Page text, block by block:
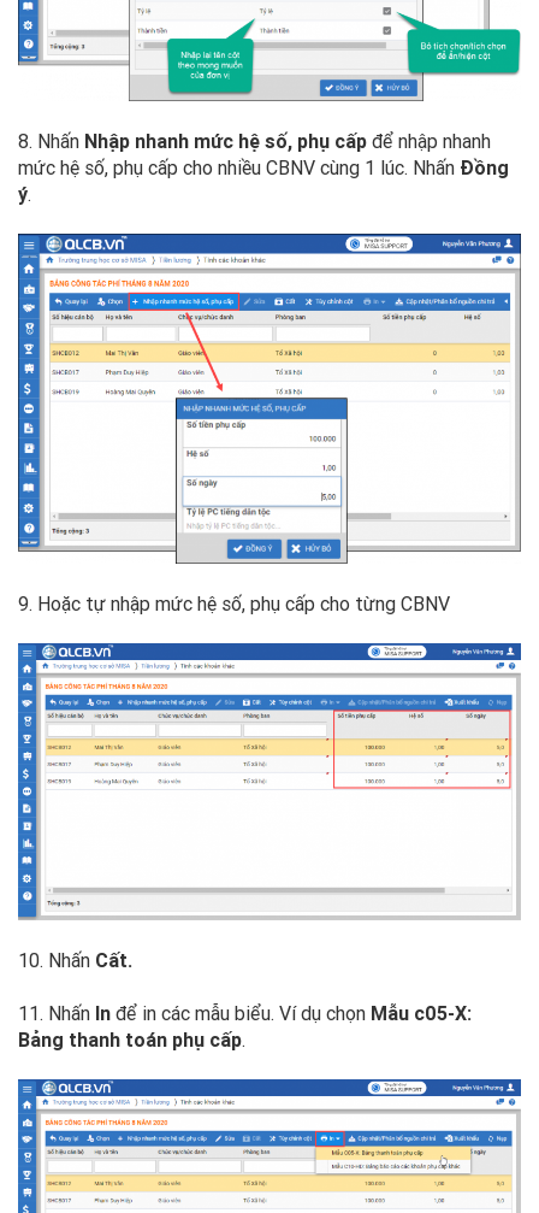
8. Nhấn Nhập nhanh mức hệ số, phụ cấp để nhập nhanh
mức hệ số, phụ cấp cho nhiều CBNV cùng 1 lúc. Nhấn Đồng
ý.
9. Hoặc tự nhập mức hệ số, phụ cấp cho từng CBNV
10. Nhấn Cất.
11. Nhấn In để in các mẫu biểu. Ví dụ chọn Mẫu c05-X:
Bảng thanh toán phụ cấp.